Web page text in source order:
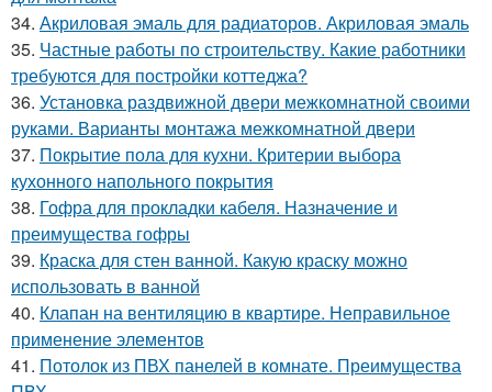
34. Акриловая эмаль для радиаторов. Акриловая эмаль
35. Частные работы по строительству. Какие работники
требуются для постройки коттеджа?
36. Установка раздвижной двери межкомнатной своими
руками. Варианты монтажа межкомнатной двери
37. Покрытие пола для кухни. Критерии выбора
кухонного напольного покрытия
38. Гофра для прокладки кабеля. Назначение и
преимущества гофры
39. Краска для стен ванной. Какую краску можно
использовать в ванной
40. Клапан на вентиляцию в квартире. Неправильное
применение элементов
41. Потолок из ПВХ панелей в комнате. Преимущества